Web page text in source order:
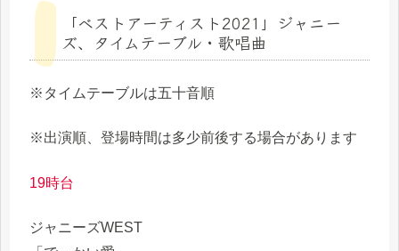
「ベストアーティスト2021」ジャニー
ズ、タイムテーブル・歌唱曲
※タイムテーブルは五十音順
※出演順、登場時間は多少前後する場合があります
19時台
ジャニーズWEST